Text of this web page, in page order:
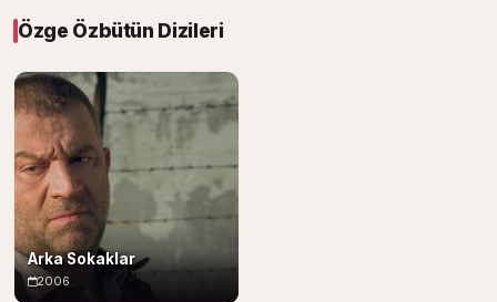
Özge Özbütün Dizileri
Arka Sokaklar
2006